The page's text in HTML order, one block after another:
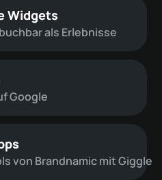
Widgets
als Erlebnisse
Google
von Brandnamic mit Giggle